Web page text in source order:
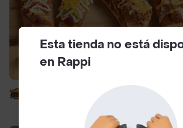
El Corral - Vaqueros
$ 5000
Esta tienda no está
en Rappi